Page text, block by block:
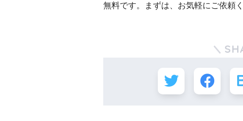
無料です。まずは、お気軽にご依頼く